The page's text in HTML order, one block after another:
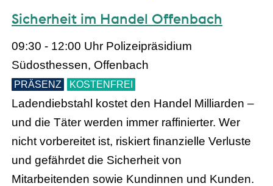
Sicherheit im Handel Offenbach
09:30 - 12:00 Uhr Polizeipräsidium
Südosthessen, Offenbach
PRÄSENZ KOSTENFREI
Ladendiebstahl kostet den Handel Milliarden –
und die Täter werden immer raffinierter. Wer
nicht vorbereitet ist, riskiert finanzielle Verluste
und gefährdet die Sicherheit von
Mitarbeitenden sowie Kundinnen und Kunden.